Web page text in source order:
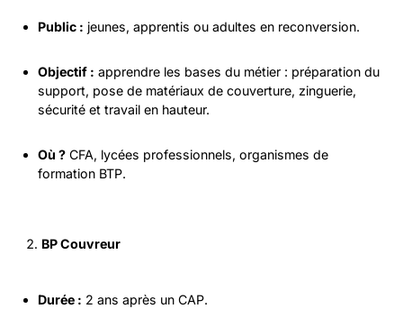
Public : jeunes, apprentis ou adultes en reconversion.
Objectif : apprendre les bases du métier : préparation du
support, pose de matériaux de couverture, zinguerie,
sécurité et travail en hauteur.
Où ? CFA, lycées professionnels, organismes de
formation BTP.
BP Couvreur
Durée : 2 ans après un CAP.